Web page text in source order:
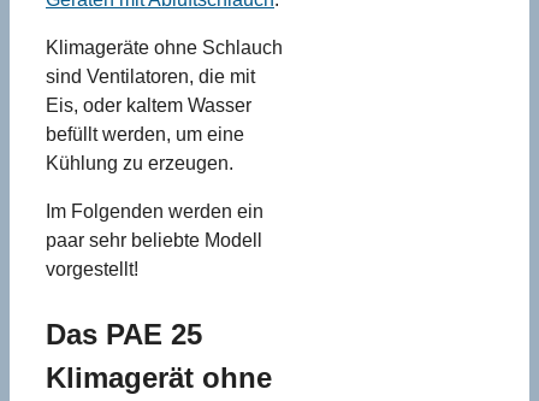
Klimageräte ohne Schlauch
sind Ventilatoren, die mit
Eis, oder kaltem Wasser
befüllt werden, um eine
Kühlung zu erzeugen.
Im Folgenden werden ein
paar sehr beliebte Modell
vorgestellt!
Das PAE 25
Klimagerät ohne